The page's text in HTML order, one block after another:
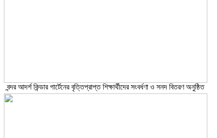
বন্দর আদর্শ কিন্ডার গার্টেনের বৃত্তিপ্রাপ্ত শিক্ষার্থীদের সংবর্ধণা ও সনদ বিতরণ অনুষ্ঠিত